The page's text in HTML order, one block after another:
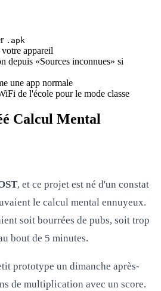
.apk
appareil
depuis «Sources inconnues» si
une app normale
de l'école pour le mode classe
Calcul Mental
, et ce projet est né d'un constat
le calcul mental ennuyeux.
soit bourrées de pubs, soit trop
bout de 5 minutes.
prototype un dimanche après-
de multiplication avec un score.